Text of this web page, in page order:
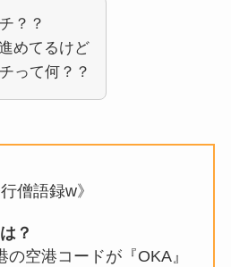
？？
めてるけど
って何？？
僧語録w》
？
空港コードが『OKA』